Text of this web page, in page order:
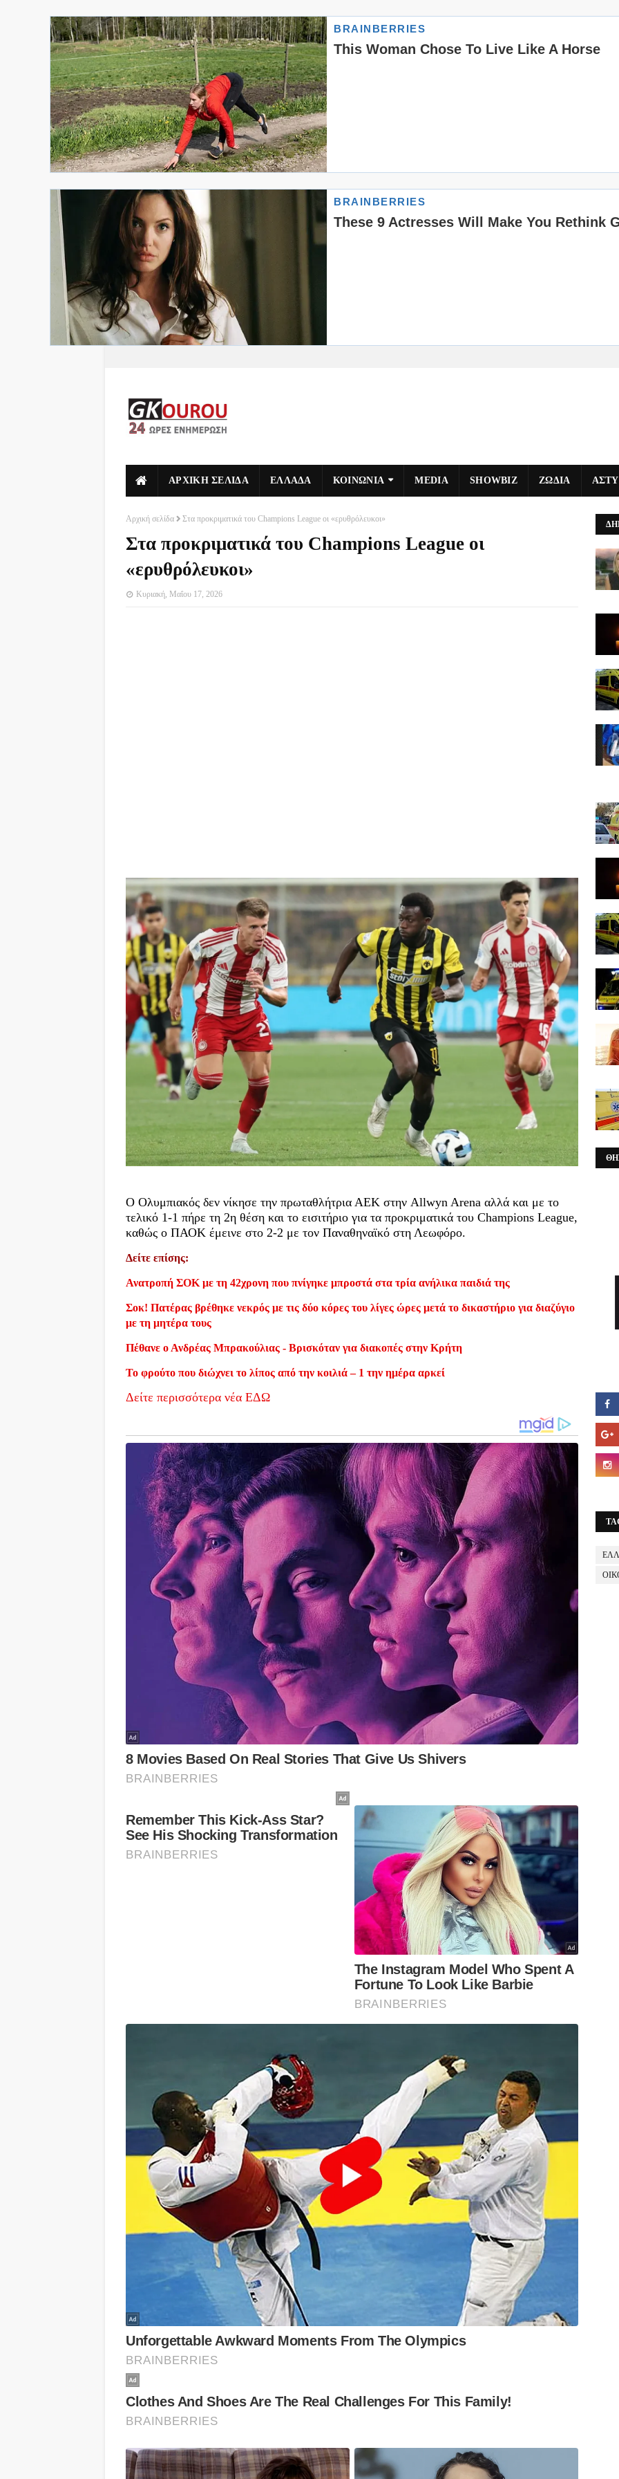
ΑΡΧΙΚΗ ΣΕΛΙΔΑ ΕΛΛΑΔΑ ΚΟΙΝΩΝΙΑ MEDIA SHOWBIZ ΖΩΔΙΑ
Αρχική σελίδα Στα προκριματικά του Champions League οι «ερυθρόλευκοι»
Στα προκριματικά του Champions League οι
«ερυθρόλευκοι»
Κυριακή, Μαΐου 17, 2026
Ο Ολυμπιακός δεν νίκησε την πρωταθλήτρια ΑΕΚ στην Allwyn Arena αλλά και με το
τελικό 1-1 πήρε τη 2η θέση και το εισιτήριο για τα προκριματικά του Champions League,
καθώς ο ΠΑΟΚ έμεινε στο 2-2 με τον Παναθηναϊκό στη Λεωφόρο.
Δείτε επίσης:
Ανατροπή ΣΟΚ με τη 42χρονη που πνίγηκε μπροστά στα τρία ανήλικα παιδιά της
Σοκ! Πατέρας βρέθηκε νεκρός με τις δύο κόρες του λίγες ώρες μετά το δικαστήριο για διαζύγιο
με τη μητέρα τους
Πέθανε ο Ανδρέας Μπρακούλιας - Βρισκόταν για διακοπές στην Κρήτη
Το φρούτο που διώχνει το λίπος από την κοιλιά – 1 την ημέρα αρκεί
Δείτε περισσότερα νέα ΕΔΩ